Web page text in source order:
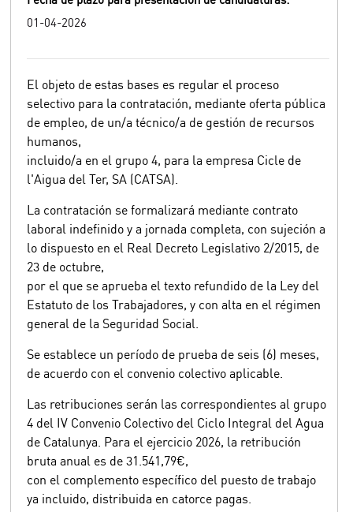
01-04-2026
El objeto de estas bases es regular el proceso
selectivo para la contratación, mediante oferta pública
de empleo, de un/a técnico/a de gestión de recursos
humanos,
incluido/a en el grupo 4, para la empresa Cicle de
l'Aigua del Ter, SA (CATSA).
La contratación se formalizará mediante contrato
laboral indefinido y a jornada completa, con sujeción a
lo dispuesto en el Real Decreto Legislativo 2/2015, de
23 de octubre,
por el que se aprueba el texto refundido de la Ley del
Estatuto de los Trabajadores, y con alta en el régimen
general de la Seguridad Social.
Se establece un período de prueba de seis (6) meses,
de acuerdo con el convenio colectivo aplicable.
Las retribuciones serán las correspondientes al grupo
4 del IV Convenio Colectivo del Ciclo Integral del Agua
de Catalunya. Para el ejercicio 2026, la retribución
bruta anual es de 31.541,79€,
con el complemento específico del puesto de trabajo
ya incluido, distribuida en catorce pagas.